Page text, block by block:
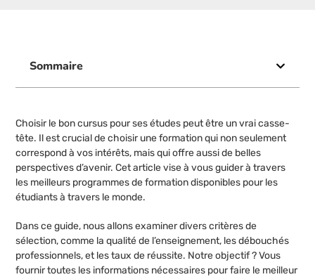
Sommaire
Choisir le bon cursus pour ses études peut être un vrai casse-
tête. Il est crucial de choisir une formation qui non seulement
correspond à vos intérêts, mais qui offre aussi de belles
perspectives d’avenir. Cet article vise à vous guider à travers
les meilleurs programmes de formation disponibles pour les
étudiants à travers le monde.
Dans ce guide, nous allons examiner divers critères de
sélection, comme la qualité de l’enseignement, les débouchés
professionnels, et les taux de réussite. Notre objectif ? Vous
fournir toutes les informations nécessaires pour faire le meilleur